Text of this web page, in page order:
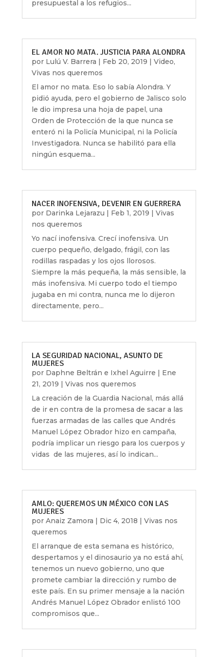
presupuestal a los refugios...
EL AMOR NO MATA. JUSTICIA PARA ALONDRA
por Lulú V. Barrera | Feb 20, 2019 | Video,
Vivas nos queremos
El amor no mata. Eso lo sabía Alondra. Y
pidió ayuda, pero el gobierno de Jalisco solo
le dio impresa una hoja de papel, una
Orden de Protección de la que nunca se
enteró ni la Policía Municipal, ni la Policía
Investigadora. Nunca se habilitó para ella
ningún esquema...
NACER INOFENSIVA, DEVENIR EN GUERRERA
por Darinka Lejarazu Feb 1, 2019
Vivas
nos queremos
Yo nací inofensiva. Crecí inofensiva. Un
cuerpo pequeño, delgado, frágil, con las
rodillas raspadas y los ojos llorosos.
Siempre la más pequeña, la más sensible, la
más inofensiva. Mi cuerpo todo el tiempo
jugaba en mi contra, nunca me lo dijeron
directamente, pero...
LA SEGURIDAD NACIONAL, ASUNTO DE
MUJERES
por Daphne Beltrán e Ixhel Aguirre | Ene
21, 2019 | Vivas nos queremos
La creación de la Guardia Nacional, más allá
de ir en contra de la promesa de sacar a las
fuerzas armadas de las calles que Andrés
Manuel López Obrador hizo en campaña,
podría implicar un riesgo para los cuerpos y
vidas de las mujeres, así lo indican...
AMLO: QUEREMOS UN MÉXICO CON LAS
MUJERES
por Anaiz Zamora | Dic 4, 2018 | Vivas nos
queremos
El arranque de esta semana es histórico,
despertamos y el dinosaurio ya no está ahí,
tenemos un nuevo gobierno, uno que
promete cambiar la dirección y rumbo de
este país. En su primer mensaje a la nación
Andrés Manuel López Obrador enlistó 100
compromisos que...